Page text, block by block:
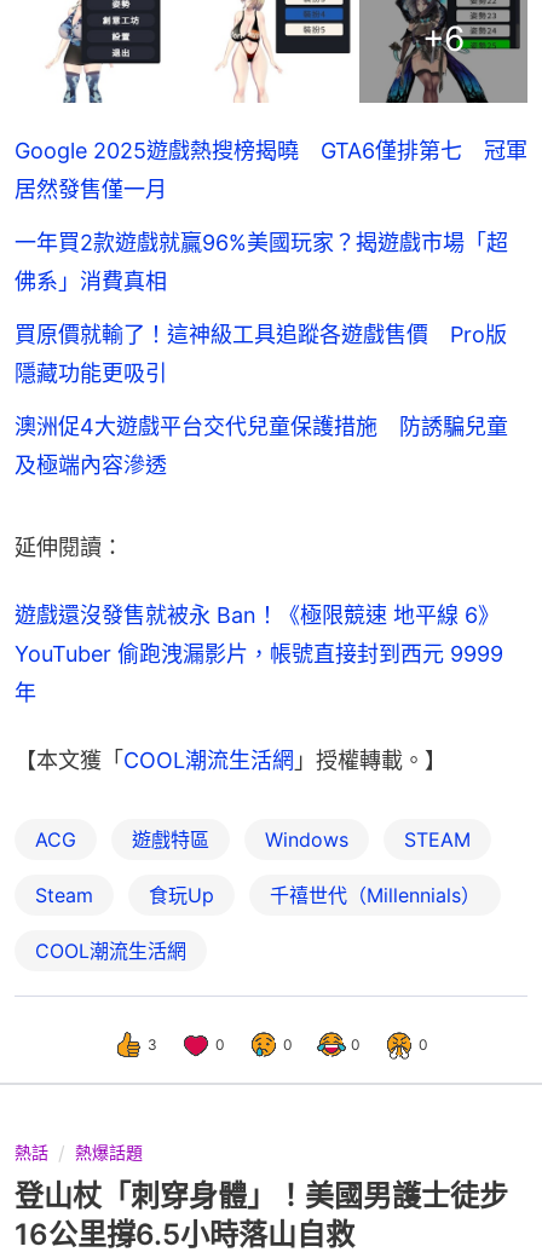
+6
Google 2025遊戲熱搜榜揭曉 GTA6僅排第七 冠軍
居然發售僅一月
一年買2款遊戲就贏96%美國玩家？揭遊戲市場「超
佛系」消費真相
買原價就輸了！這神級工具追蹤各遊戲售價 Pro版
隱藏功能更吸引
澳洲促4大遊戲平台交代兒童保護措施 防誘騙兒童
及極端內容滲透
延伸閱讀：
遊戲還沒發售就被永 Ban！《極限競速 地平線 6》
YouTuber 偷跑洩漏影片，帳號直接封到西元 9999
年
【本文獲「COOL潮流生活網 」授權轉載。】
ACG 遊戲特區 Windows STEAM
Steam 食玩Up 千禧世代（Millennials）
COOL潮流生活網
3 0 0 0 0
熱話 熱爆話題
登山杖「刺穿身體」！美國男護士徒步
16公里撐6.5小時落山自救